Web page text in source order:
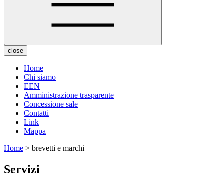
close
Home
Chi siamo
EEN
Amministrazione trasparente
Concessione sale
Contatti
Link
Mappa
Home > brevetti e marchi
Servizi